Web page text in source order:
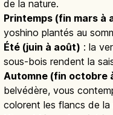
de la nature.
Printemps (fin mars à
yoshino plantés au
Été (juin à août) : la
sous-bois rendent la
Automne (fin octobre
belvédère, vous
colorent les flancs de la